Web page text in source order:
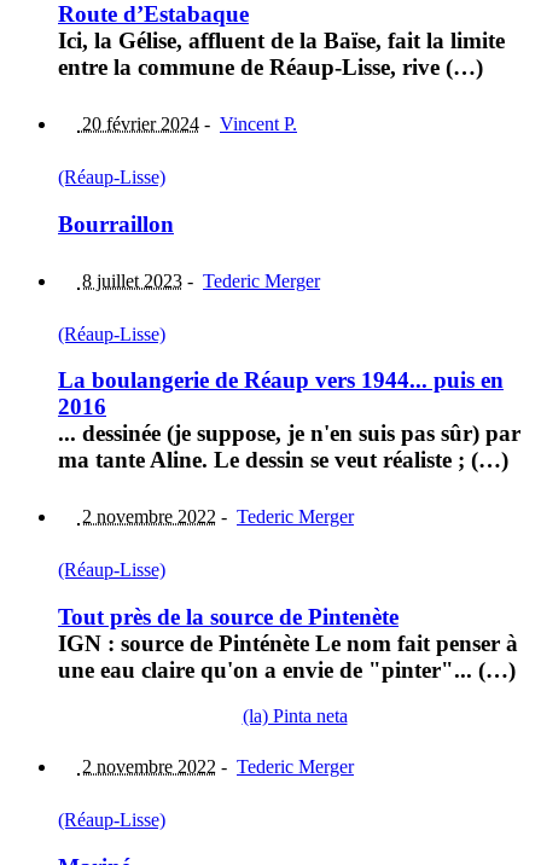
Route d’Estabaque
Ici, la Gélise, affluent de la Baïse, fait la limite
entre la commune de Réaup-Lisse, rive (…)
20 février 2024 - Vincent P.
(Réaup-Lisse)
Bourraillon
8 juillet 2023 - Tederic Merger
(Réaup-Lisse)
La boulangerie de Réaup vers 1944... puis en
2016
... dessinée (je suppose, je n'en suis pas sûr) par
ma tante Aline. Le dessin se veut réaliste ; (…)
2 novembre 2022 - Tederic Merger
(Réaup-Lisse)
Tout près de la source de Pintenète
IGN : source de Pinténète Le nom fait penser à
une eau claire qu'on a envie de "pinter"... (…)
(la) Pinta neta
2 novembre 2022 - Tederic Merger
(Réaup-Lisse)